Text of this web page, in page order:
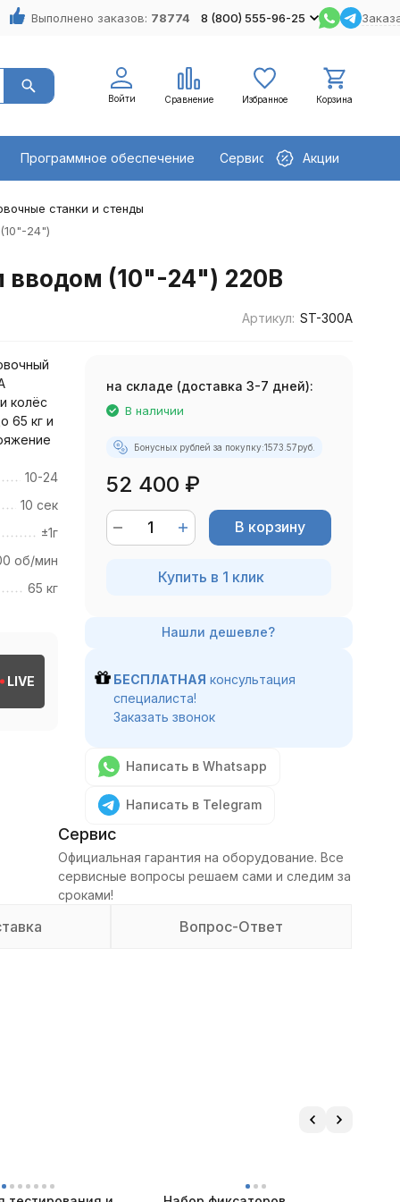
Выполнено заказов: 78774 8 (800) 555-96-25
Войти Сравнение Избранное Корзина
Программное обеспечение Сервисное оборудование
Акции
станки и стенды
24")
(10"-24") 220В
Артикул: ST-300A
колёс
65 кг и
10-24
10 сек
±1г
об/мин
65 кг
LIVE
на складе (доставка 3-7 дней):
В наличии
Бонусных рублей за покупку:1573.57руб.
52 400 ₽
В корзину
Купить в 1 клик
БЕСПЛАТНАЯ консультация
специалиста!
Заказать звонок
Написать в Whatsapp
Написать в Telegram
Сервис
Официальная гарантия на оборудование. Все
сервисные вопросы решаем сами и следим за
сроками!
Вопрос-Ответ